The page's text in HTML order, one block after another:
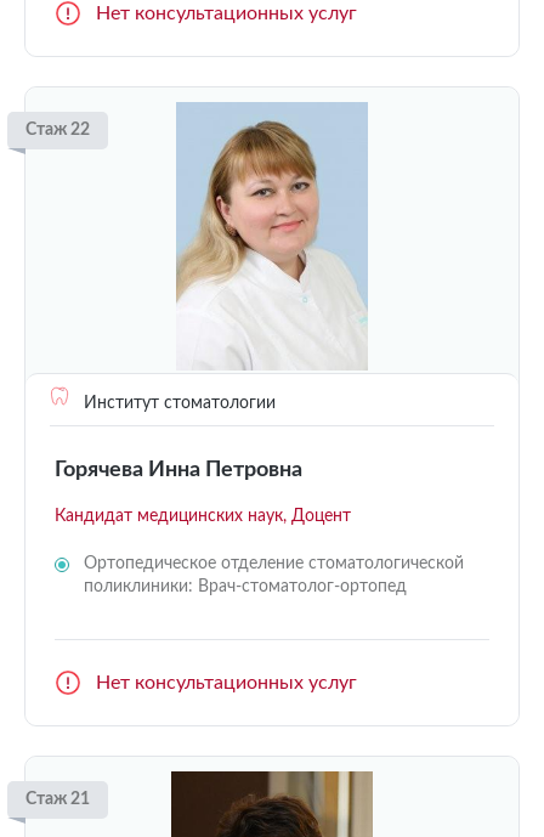
Нет консультационных услуг
Стаж 22
Институт стоматологии
Горячева Инна Петровна
Кандидат медицинских наук, Доцент
Ортопедическое отделение стоматологической
поликлиники: Врач-стоматолог-ортопед
Нет консультационных услуг
Стаж 21